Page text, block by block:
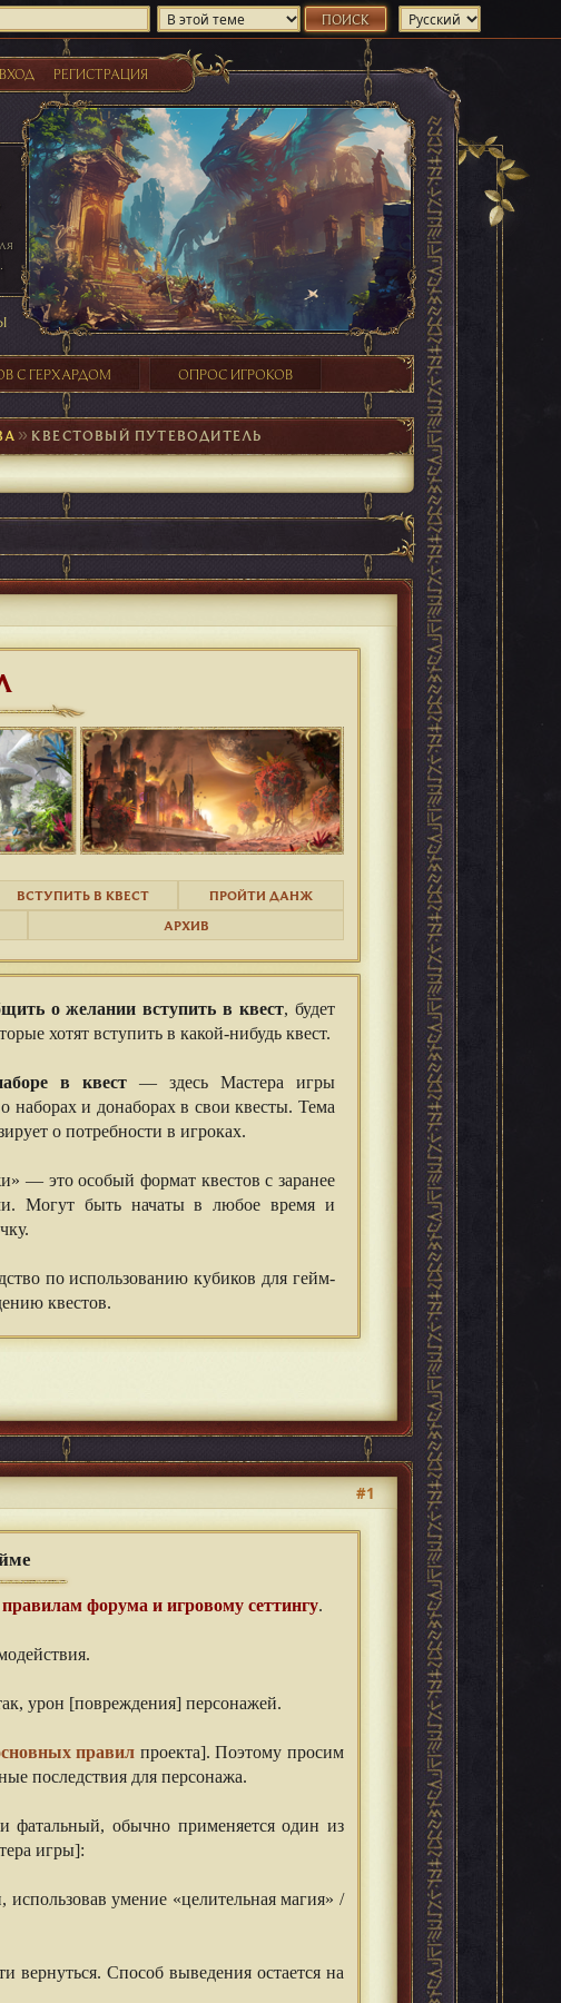
РЕГИСТРАЦИЯ
С ГЕРХАРДОМ ОПРОС ИГРОКОВ
►КВЕСТОВЫЙ ПУТЕВОДИТЕЛЬ
ВСТУПИТЬ В КВЕСТ
ПРОЙТИ ДАНЖ
АРХИВ
о желании вступить в квест, будет
хотят вступить в какой-нибудь квест.
в квест — здесь Мастера игры
наборах и донаборах в свои квесты. Тема
о потребности в игроках.
— это особый формат квестов с заранее
Могут быть начаты в любое время и
по использованию кубиков для гейм-
квестов.
#1
форума и игровому сеттингу.
урон [повреждения] персонажей.
правил проекта]. Поэтому просим
последствия для персонажа.
фатальный, обычно применяется один из
игры]:
использовав умение «целительная магия» /
вернуться. Способ выведения остается на